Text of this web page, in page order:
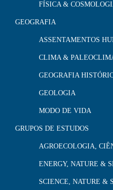
FÍSICA &
GEOGRAFIA
ASSENTAMENTOS
CLIMA &
GEOGRAFIA
GEOLOGIA
MODO DE VIDA
GRUPOS DE ESTUDOS
AGROECOLOGIA,
ENERGY, NATURE &
SCIENCE, NATURE &